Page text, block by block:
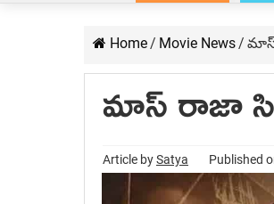
Home/ Movie News/ మాస్
మాస్ రాజా
Article bySatya Published